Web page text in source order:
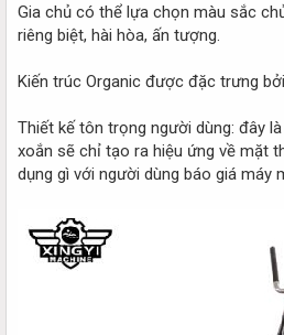
Gia chủ có thể lựa chọn màu sắc
riêng biệt, hài hòa, ấn tượng.
Kiến trúc Organic được đặc trưng
Thiết kế tôn trọng người dùng: đây
xoắn sẽ chỉ tạo ra hiệu ứng về mặt
dụng gì với người dùng báo giá máy